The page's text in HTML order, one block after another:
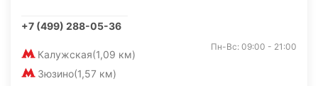
+7 (499) 288-05-36
Калужская(1,09 км)
Зюзино(1,57 км)
Пн-Вс: 09:00 - 21:00